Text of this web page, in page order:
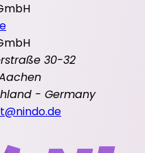
30-32
- Germany